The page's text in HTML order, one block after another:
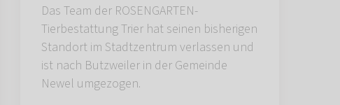
Das Team der ROSENGARTEN-
Tierbestattung Trier hat seinen bisherigen
Standort im Stadtzentrum verlassen und
ist nach Butzweiler in der Gemeinde
Newel umgezogen.